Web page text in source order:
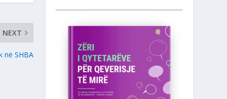
NEXT
në SHBA